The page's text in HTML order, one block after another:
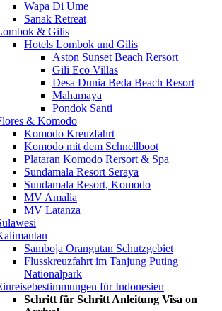
Wapa Di Ume
Sanak Retreat
& Gilis
Hotels Lombok und Gilis
Aston Sunset Beach Rersort
Gili Eco Villas
Desa Dunia Beda Beach Resort
Mahamaya
Pondok Santi
& Komodo
Komodo Kreuzfahrt
Komodo mit dem Schnellboot
Plataran Komodo Rersort & Spa
Sundamala Resort Seraya
Sundamala Resort, Komodo
MV Amalia
MV Latanza
Samboja Orangutan Schutzgebiet
Flusskreuzfahrt im Tanjung Puting
Nationalpark
für Indonesien
Schritt für Schritt Anleitung Visa on